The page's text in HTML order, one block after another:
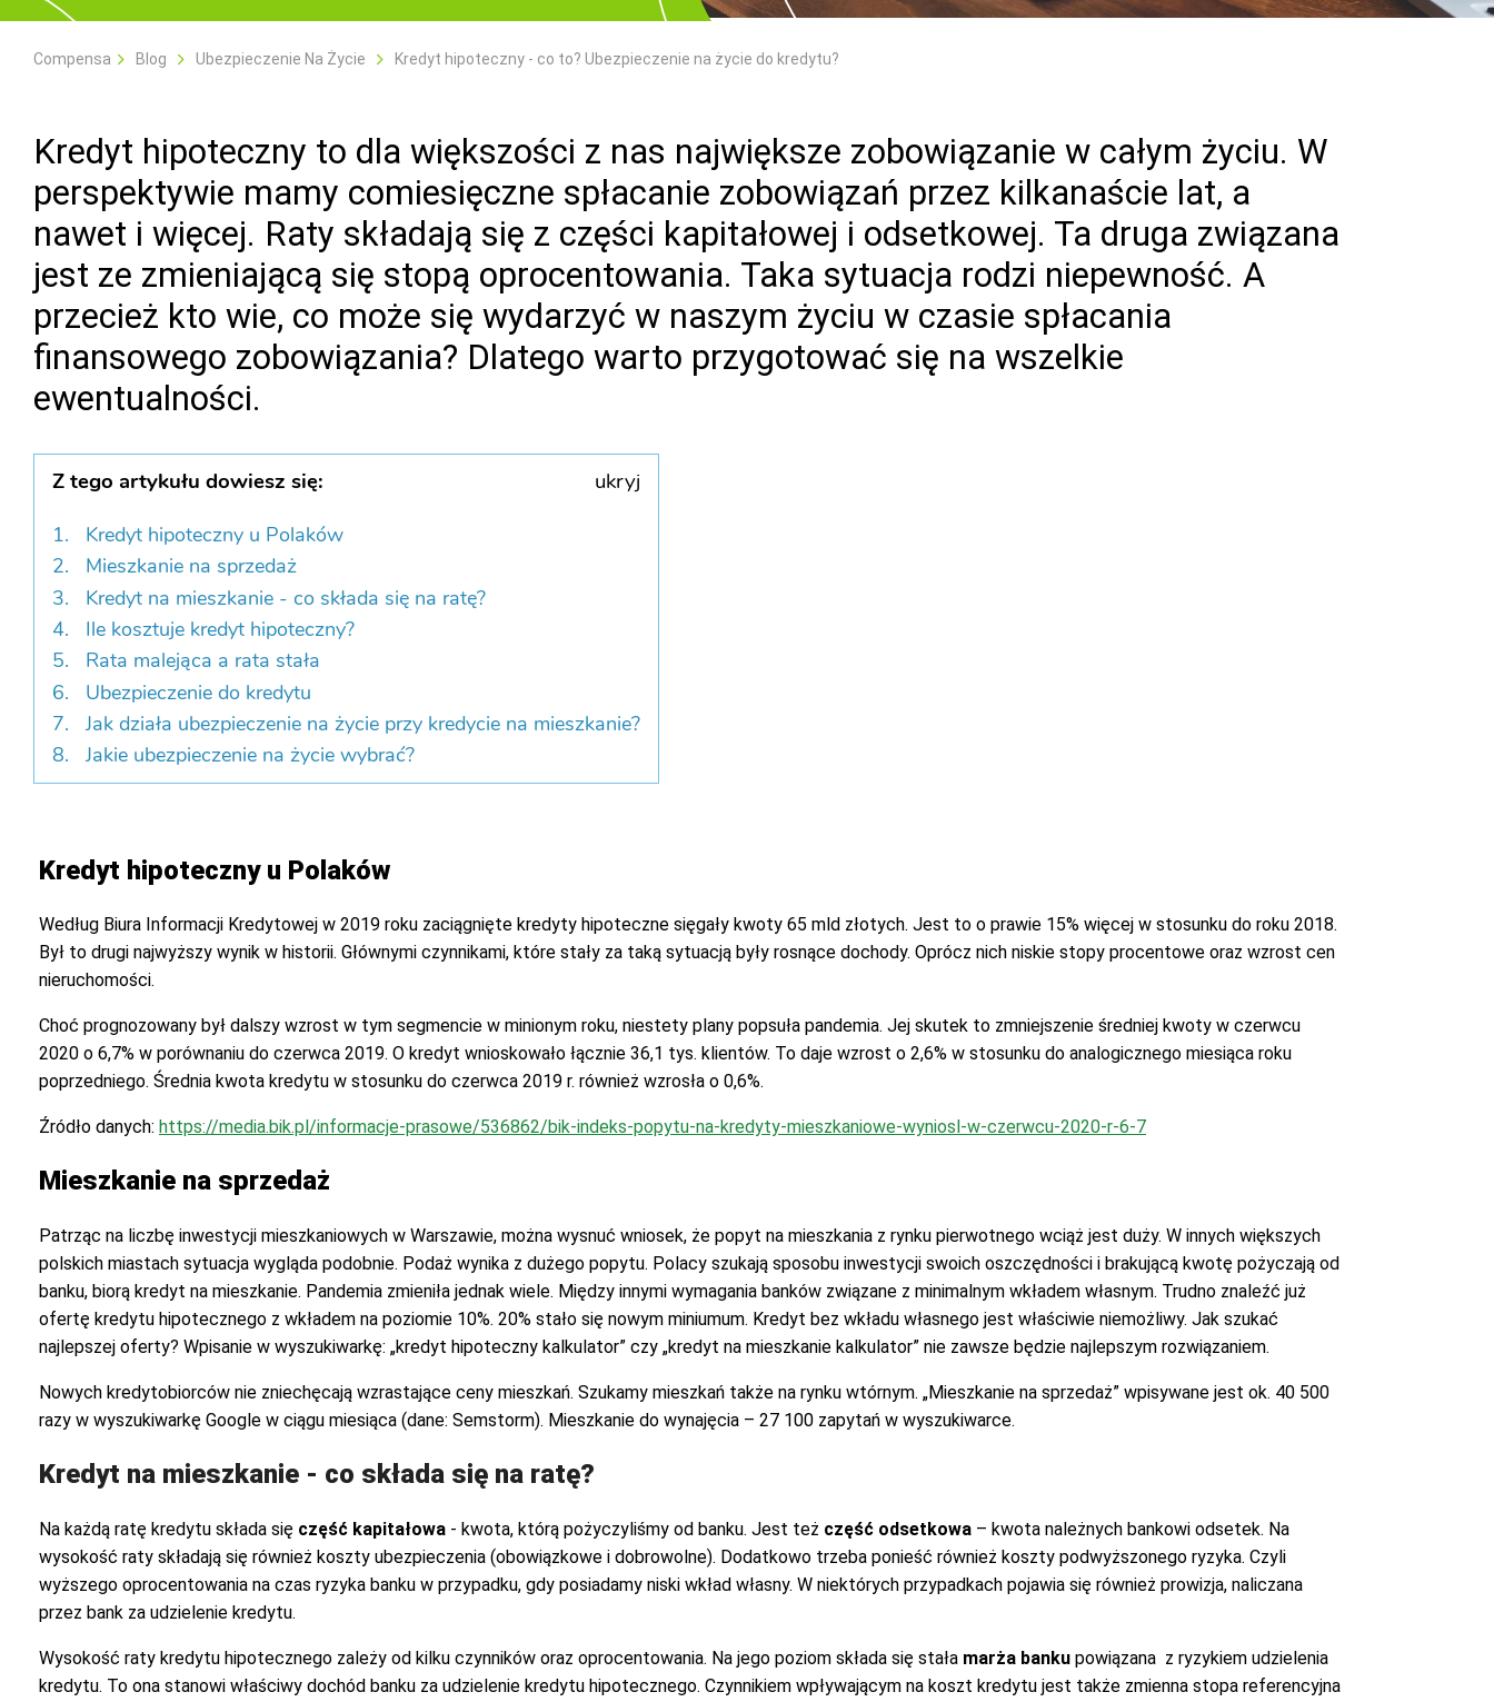
Compensa Blog Ubezpieczenie Na Życie Kredyt hipoteczny - co to? Ubezpieczenie na życie do kredytu?
Kredyt hipoteczny to dla większości z nas największe zobowiązanie w całym życiu. W
perspektywie mamy comiesięczne spłacanie zobowiązań przez kilkanaście lat, a
nawet i więcej. Raty składają się z części kapitałowej i odsetkowej. Ta druga związana
jest ze zmieniającą się stopą oprocentowania. Taka sytuacja rodzi niepewność. A
przecież kto wie, co może się wydarzyć w naszym życiu w czasie spłacania
finansowego zobowiązania? Dlatego warto przygotować się na wszelkie
ewentualności.
Z tego artykułu dowiesz się: ukryj
Kredyt hipoteczny u Polaków
Mieszkanie na sprzedaż
Kredyt na mieszkanie - co składa się na ratę?
Ile kosztuje kredyt hipoteczny?
Rata malejąca a rata stała
Ubezpieczenie do kredytu
Jak działa ubezpieczenie na życie przy kredycie na mieszkanie?
Jakie ubezpieczenie na życie wybrać?
Kredyt hipoteczny u Polaków
Według Biura Informacji Kredytowej w 2019 roku zaciągnięte kredyty hipoteczne sięgały kwoty 65 mld złotych. Jest to o prawie 15% więcej w stosunku do roku 2018.
Był to drugi najwyższy wynik w historii. Głównymi czynnikami, które stały za taką sytuacją były rosnące dochody. Oprócz nich niskie stopy procentowe oraz wzrost cen
nieruchomości.
Choć prognozowany był dalszy wzrost w tym segmencie w minionym roku, niestety plany popsuła pandemia. Jej skutek to zmniejszenie średniej kwoty w czerwcu
2020 o 6,7% w porównaniu do czerwca 2019. O kredyt wnioskowało łącznie 36,1 tys. klientów. To daje wzrost o 2,6% w stosunku do analogicznego miesiąca roku
poprzedniego. Średnia kwota kredytu w stosunku do czerwca 2019 r. również wzrosła o 0,6%.
Źródło danych: https://media.bik.pl/informacje-prasowe/536862/bik-indeks-popytu-na-kredyty-mieszkaniowe-wyniosl-w-czerwcu-2020-r-6-7
Mieszkanie na sprzedaż
Patrząc na liczbę inwestycji mieszkaniowych w Warszawie, można wysnuć wniosek, że popyt na mieszkania z rynku pierwotnego wciąż jest duży. W innych większych
polskich miastach sytuacja wygląda podobnie. Podaż wynika z dużego popytu. Polacy szukają sposobu inwestycji swoich oszczędności i brakującą kwotę pożyczają od
banku, biorą kredyt na mieszkanie. Pandemia zmieniła jednak wiele. Między innymi wymagania banków związane z minimalnym wkładem własnym. Trudno znaleźć już
ofertę kredytu hipotecznego z wkładem na poziomie 10%. 20% stało się nowym miniumum. Kredyt bez wkładu własnego jest właściwie niemożliwy. Jak szukać
najlepszej oferty? Wpisanie w wyszukiwarkę: „kredyt hipoteczny kalkulator” czy „kredyt na mieszkanie kalkulator” nie zawsze będzie najlepszym rozwiązaniem.
Nowych kredytobiorców nie zniechęcają wzrastające ceny mieszkań. Szukamy mieszkań także na rynku wtórnym. „Mieszkanie na sprzedaż” wpisywane jest ok. 40 500
razy w wyszukiwarkę Google w ciągu miesiąca (dane: Semstorm). Mieszkanie do wynajęcia – 27 100 zapytań w wyszukiwarce.
Kredyt na mieszkanie - co składa się na ratę?
Na każdą ratę kredytu składa się część kapitałowa - kwota, którą pożyczyliśmy od banku. Jest też część odsetkowa – kwota należnych bankowi odsetek. Na
wysokość raty składają się również koszty ubezpieczenia (obowiązkowe i dobrowolne). Dodatkowo trzeba ponieść również koszty podwyższonego ryzyka. Czyli
wyższego oprocentowania na czas ryzyka banku w przypadku, gdy posiadamy niski wkład własny. W niektórych przypadkach pojawia się również prowizja, naliczana
przez bank za udzielenie kredytu.
Wysokość raty kredytu hipotecznego zależy od kilku czynników oraz oprocentowania. Na jego poziom składa się stała marża banku powiązana z ryzykiem udzielenia
kredytu. To ona stanowi właściwy dochód banku za udzielenie kredytu hipotecznego. Czynnikiem wpływającym na koszt kredytu jest także zmienna stopa referencyjna